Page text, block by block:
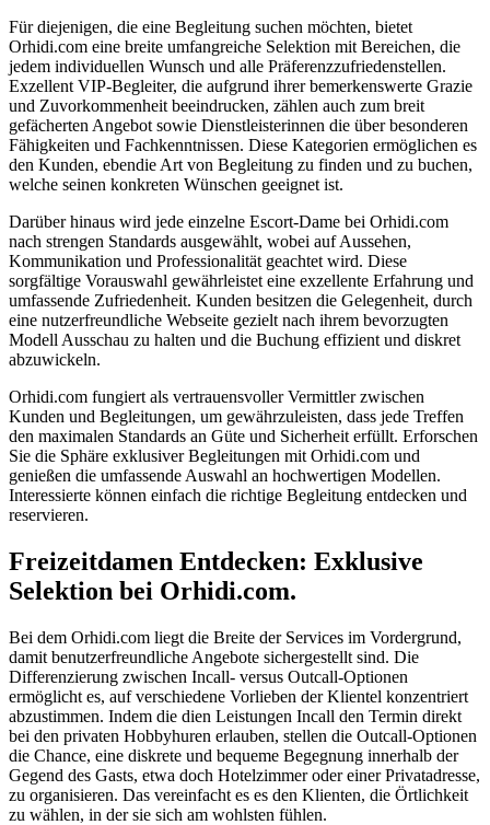
Für diejenigen, die eine Begleitung suchen möchten, bietet
Orhidi.com eine breite umfangreiche Selektion mit Bereichen, die
jedem individuellen Wunsch und alle Präferenzzufriedenstellen.
Exzellent VIP-Begleiter, die aufgrund ihrer bemerkenswerte Grazie
und Zuvorkommenheit beeindrucken, zählen auch zum breit
gefächerten Angebot sowie Dienstleisterinnen die über besonderen
Fähigkeiten und Fachkenntnissen. Diese Kategorien ermöglichen es
den Kunden, ebendie Art von Begleitung zu finden und zu buchen,
welche seinen konkreten Wünschen geeignet ist.
Darüber hinaus wird jede einzelne Escort-Dame bei Orhidi.com
nach strengen Standards ausgewählt, wobei auf Aussehen,
Kommunikation und Professionalität geachtet wird. Diese
sorgfältige Vorauswahl gewährleistet eine exzellente Erfahrung und
umfassende Zufriedenheit. Kunden besitzen die Gelegenheit, durch
eine nutzerfreundliche Webseite gezielt nach ihrem bevorzugten
Modell Ausschau zu halten und die Buchung effizient und diskret
abzuwickeln.
Orhidi.com fungiert als vertrauensvoller Vermittler zwischen
Kunden und Begleitungen, um gewährzuleisten, dass jede Treffen
den maximalen Standards an Güte und Sicherheit erfüllt. Erforschen
Sie die Sphäre exklusiver Begleitungen mit Orhidi.com und
genießen die umfassende Auswahl an hochwertigen Modellen.
Interessierte können einfach die richtige Begleitung entdecken und
reservieren.
Freizeitdamen Entdecken: Exklusive
Selektion bei Orhidi.com.
Bei dem Orhidi.com liegt die Breite der Services im Vordergrund,
damit benutzerfreundliche Angebote sichergestellt sind. Die
Differenzierung zwischen Incall- versus Outcall-Optionen
ermöglicht es, auf verschiedene Vorlieben der Klientel konzentriert
abzustimmen. Indem die dien Leistungen Incall den Termin direkt
bei den privaten Hobbyhuren erlauben, stellen die Outcall-Optionen
die Chance, eine diskrete und bequeme Begegnung innerhalb der
Gegend des Gasts, etwa doch Hotelzimmer oder einer Privatadresse,
zu organisieren. Das vereinfacht es es den Klienten, die Örtlichkeit
zu wählen, in der sie sich am wohlsten fühlen.